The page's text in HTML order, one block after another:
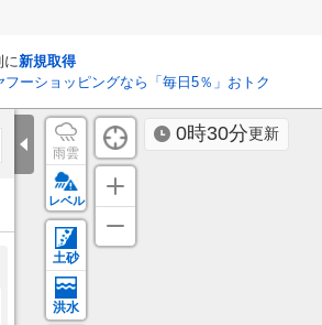
に新規取得
フーショッピングなら「毎日5％」おトク
0時30分更新
雨雲
レベル
土砂
洪水